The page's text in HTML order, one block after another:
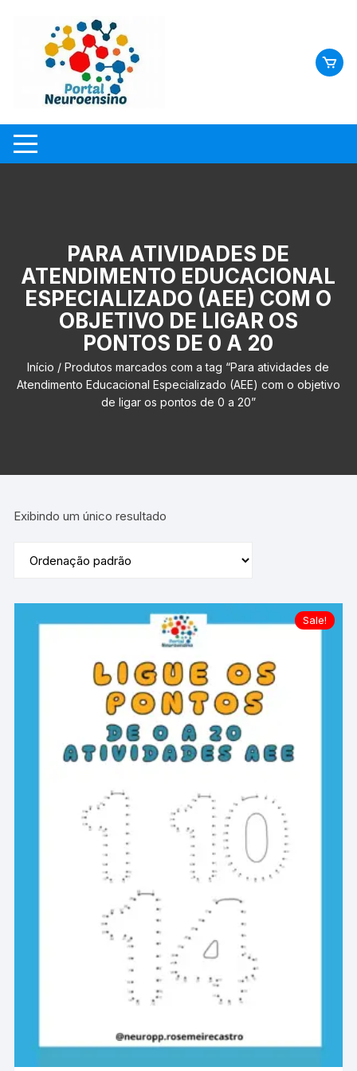
PARA ATIVIDADES DE
ATENDIMENTO EDUCACIONAL
ESPECIALIZADO (AEE) COM O
OBJETIVO DE LIGAR OS
PONTOS DE 0 A 20
Início / Produtos marcados com a tag “Para atividades de
Atendimento Educacional Especializado (AEE) com o objetivo
de ligar os pontos de 0 a 20”
Exibindo um único resultado
Sale!